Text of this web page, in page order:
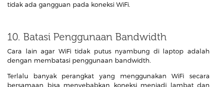
tidak ada gangguan pada koneksi WiFi.
10. Batasi Penggunaan Bandwidth
Cara lain agar WiFi tidak putus nyambung di laptop adalah
dengan membatasi penggunaan bandwidth.
Terlalu banyak perangkat yang menggunakan WiFi secara
bersamaan bisa menyebabkan koneksi menjadi lambat dan